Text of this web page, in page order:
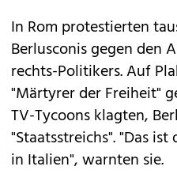
In Rom protestierten
Berlusconis gegen den
rechts-Politikers. Auf
"Märtyrer der Freiheit"
TV-Tycoons klagten,
"Staatsstreichs". "Das
in Italien", warnten sie.